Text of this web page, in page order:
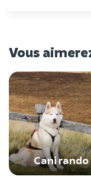
Vous
Cani rando